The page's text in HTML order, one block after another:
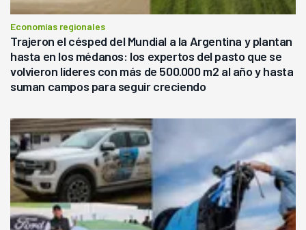
Economías regionales
Trajeron el césped del Mundial a la Argentina y plantan
hasta en los médanos: los expertos del pasto que se
volvieron líderes con más de 500.000 m2 al año y hasta
suman campos para seguir creciendo